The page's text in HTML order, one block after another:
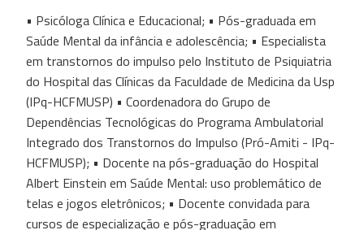
• Psicóloga Clínica e Educacional; • Pós-graduada em
Saúde Mental da infância e adolescência; • Especialista
em transtornos do impulso pelo Instituto de Psiquiatria
do Hospital das Clínicas da Faculdade de Medicina da Usp
(IPq-HCFMUSP) • Coordenadora do Grupo de
Dependências Tecnológicas do Programa Ambulatorial
Integrado dos Transtornos do Impulso (Pró-Amiti - IPq-
HCFMUSP); • Docente na pós-graduação do Hospital
Albert Einstein em Saúde Mental: uso problemático de
telas e jogos eletrônicos; • Docente convidada para
cursos de especialização e pós-graduação em